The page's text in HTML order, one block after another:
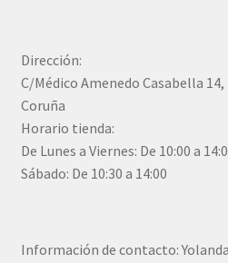
Dirección:
C/Médico Amenedo Casabella
Coruña
Horario tienda:
De Lunes a Viernes: De 10:00 a
Sábado: De 10:30 a 14:00
Información de contacto: